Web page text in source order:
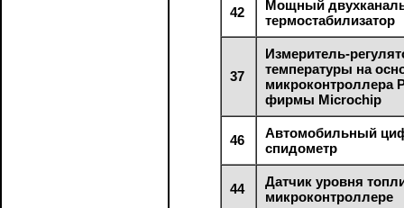
42
Мощный
термостабилизатор
37
Измеритель-
температуры на
микроконтроллера
фирмы Microchip
46
Автомобильный
спидометр
44
Датчик уровня
микроконтроллере